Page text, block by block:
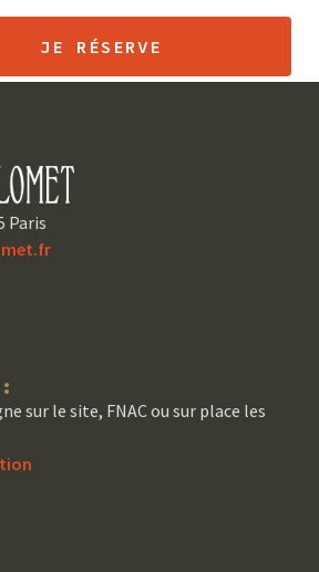
JE RÉSERVE
Paris
sur le site, FNAC ou sur place les